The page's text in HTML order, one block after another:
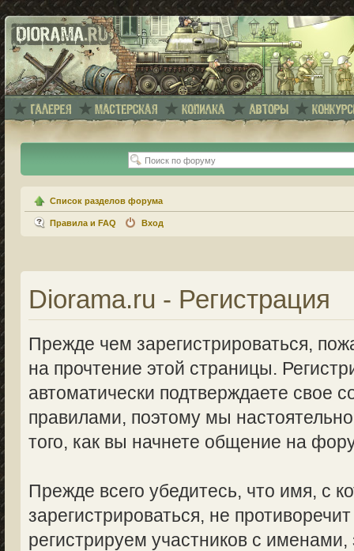
Список разделов форума
Правила и FAQ Вход
Diorama.ru - Регистрация
Прежде чем зарегистрироваться,
на прочтение этой страницы.
автоматически подтверждаете свое
правилами, поэтому мы
того, как вы начнете общение на
Прежде всего убедитесь, что имя, с
зарегистрироваться, не
регистрируем участников с